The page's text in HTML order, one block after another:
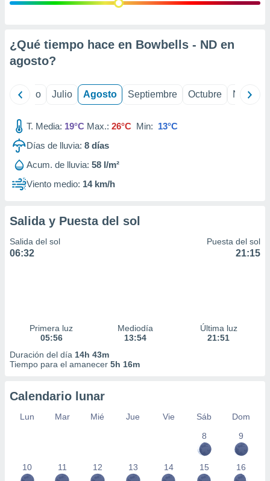
e
mediante
de
1199
¿Qué tiempo hace en Bowbells - ND en
agosto?
Junio Julio Agosto Septiembre Octubre
T. Media: 19°C Max.: 26°C Min: 13°C
Días de lluvia: 8 días
Acum. de lluvia: 58 l/m²
Viento medio: 14 km/h
Salida y Puesta del sol
Salida del sol
06:32
Puesta del sol
21:15
Primera luz
05:56
Mediodía
13:54
Última luz
21:51
Duración del día 14h 43m
Tiempo para el amanecer 5h 16m
Calendario lunar
Lun Mar Mié Jue Vie Sáb
Dom
8
9
10 11 12 13 14 15 16